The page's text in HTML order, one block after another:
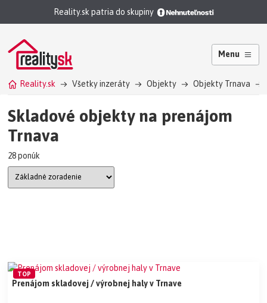
Reality.sk patria do skupiny
Menu
Reality.sk Všetky inzeráty Objekty Objekty Trnava
Skladové objekty na prenájom
Trnava
28 ponúk
Prenájom skladovej / výrobnej haly v Trnave
TOP